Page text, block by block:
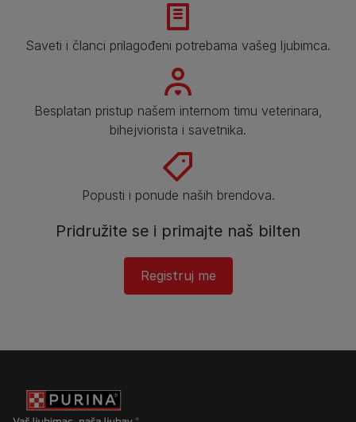
Saveti i članci prilagođeni potrebama vašeg ljubimca.
Besplatan pristup našem internom timu veterinara,
bihejviorista i savetnika.
Popusti i ponude naših brendova.
Pridružite se i primajte naš bilten
Registruj me​